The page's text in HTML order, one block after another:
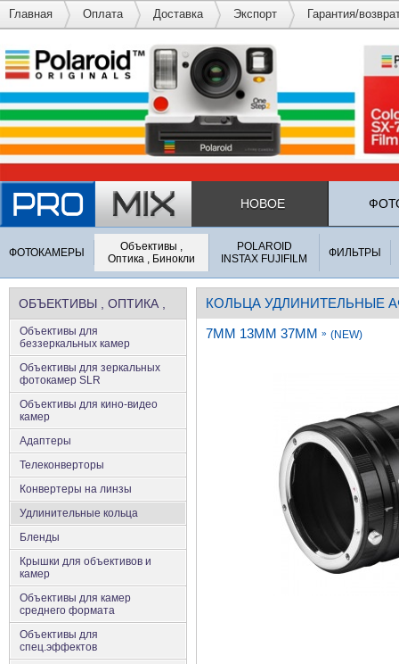
Главная Оплата Доставка Экспорт Гарантия/
НОВОЕ
ФОТОКАМЕРЫ
Объективы ,
Оптика , Бинокли
POLAROID
INSTAX FUJIFILM
ФИЛЬТРЫ
ОБЪЕКТИВЫ , ОПТИКА ,
БИНОКЛИ
Объективы для
беззеркальных камер
Объективы для зеркальных
фотокамер SLR
Объективы для кино-видео
камер
Адаптеры
Телеконверторы
Конвертеры на линзы
Удлинительные кольца
Бленды
Крышки для объективов и
камер
Объективы для камер
среднего формата
Объективы для
спец.эффектов
КОЛЬЦА УДЛИНИТЕЛЬНЫЕ
7MM 13MM 37MM » (NEW)